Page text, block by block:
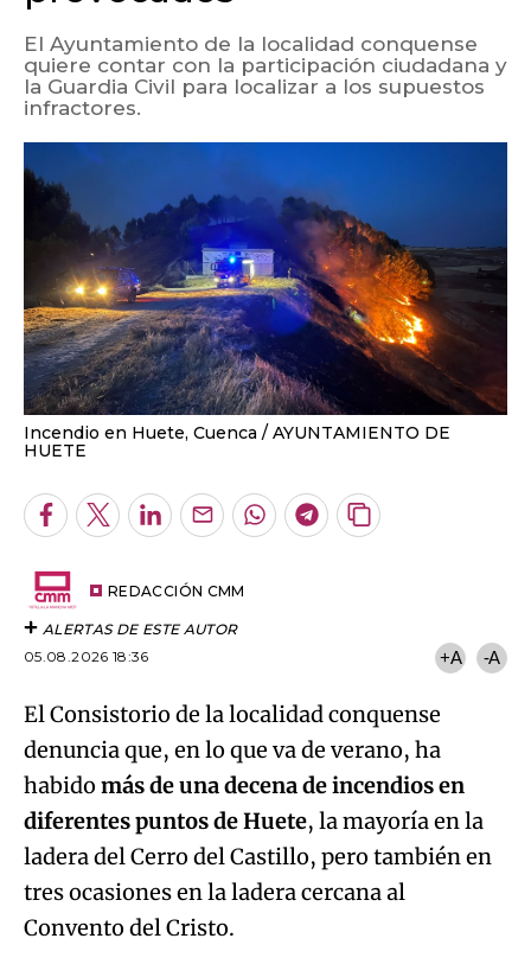
El Ayuntamiento de la localidad conquense
quiere contar con la participación ciudadana y
la Guardia Civil para localizar a los supuestos
infractores.
Incendio en Huete, Cuenca
AYUNTAMIENTO DE
HUETE
Facebook
TwitterLinkedInEnviarWhatsapp
Telegram
Copiar
REDACCIÓN CMM
ALERTAS DE ESTE AUTOR
05.08.2026 18:36
+A -A
El Consistorio de la localidad conquense
denuncia que, en lo que va de verano, ha
habido más de una decena de incendios en
diferentes puntos de Huete, la mayoría en la
ladera del Cerro del Castillo, pero también en
tres ocasiones en la ladera cercana al
Convento del Cristo.